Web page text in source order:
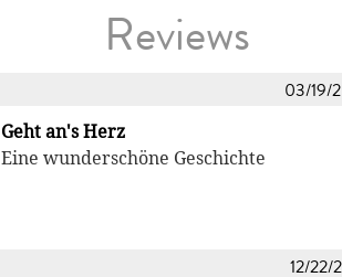
Reviews
03/19/
Geht an's Herz
Eine wunderschöne Geschichte
12/22/